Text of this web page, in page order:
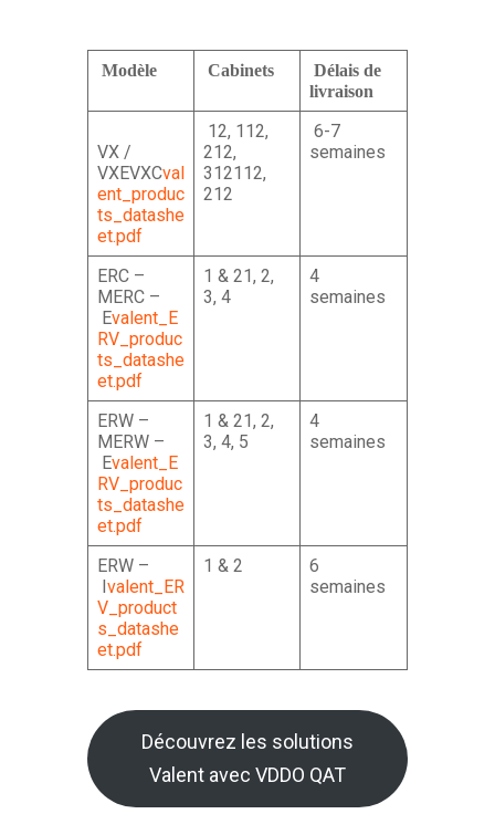
Modèle Cabinets
Délais de
livraison
VX /
VXEVXCval
ent_produc
ts_datashe
et.pdf
12, 112,
212,
312112,
212
6-7
semaines
ERC –
MERC –
Evalent_E
RV_produc
ts_datashe
et.pdf
1 & 21, 2,
3, 4
4
semaines
ERW –
MERW –
Evalent_E
RV_produc
ts_datashe
et.pdf
1 & 21, 2,
3, 4, 5
4
semaines
ERW –
Ivalent_ER
V_product
s_datashe
et.pdf
1 & 2
6
semaines
Découvrez les solutions
Valent avec VDDO QAT